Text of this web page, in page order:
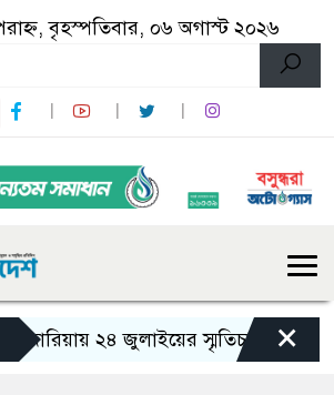
বৃহস্পতিবার, ০৬ অগাস্ট ২০২৬
২৪ জুলাইয়ের স্মৃতিচারণ: গুমের
×